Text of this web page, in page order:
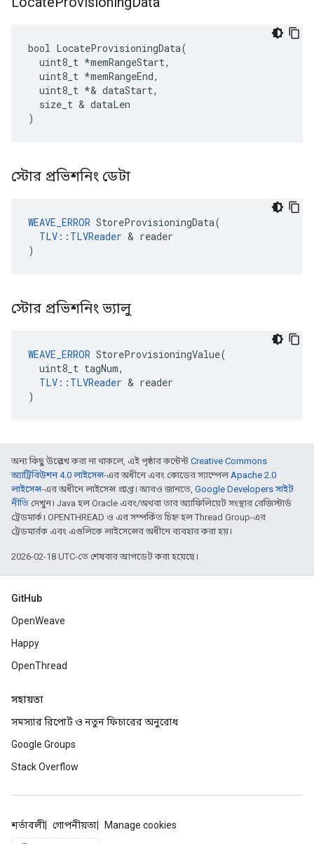
bool LocateProvisioningData(
  uint8_t *memRangeStart,
  uint8_t
*memRangeEnd,
  uint8_t *
& dataStart,
  size_t & dataLen
)
স্টোর প্রভিশনিং ডেটা
WEAVE_ERROR StoreProvisioningData(
TLV::TLVReader & reader
)
স্টোর প্রভিশনিং ভ্যালু
WEAVE_ERROR StoreProvisioningValue(
  uint8_t tagNum,
TLV::TLVReader & reader
)
অন্য কিছু উল্লেখ করা না থাকলে, এই পৃষ্ঠার কন্টেন্ট Creative Commons
অ্যাট্রিবিউশন 4.0 লাইসেন্স-এর অধীনে এবং কোডের স্যাম্পেলApache 2.0
লাইসেন্স-এর অধীনে লাইসেন্স প্রাপ্ত। আরও জানতে, Google Developers সাইট
নীতি দেখুন। Java হল Oracle এবং/অথবা তার অ্যাফিলিয়েট সংস্থার রেজিস্টার্ড
ট্রেডমার্ক। OPENTHREAD ও এর সম্পর্কিত চিহ্ন হল Thread Group-এর
ট্রেডমার্রক এবং এগুলিকে লাইসেন্সের অধীনে ব্যবহার করা হয়।
2026-02-18 UTC-তে শেষবার আপডেট করা হয়েছে।
GitHub
OpenWeave
Happy
OpenThread
সহায়তা
সমস্যার রিপোর্ট ও নতুন ফিচারের অনুরোধ
Google Groups
Stack Overflow
শর্তাবলী গোপনীয়তা Manage cookies